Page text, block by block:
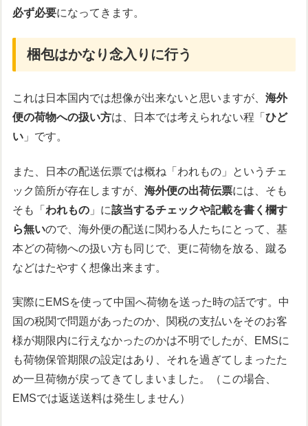
必ず必要になってきます。
梱包はかなり念入りに行う
これは日本国内では想像が出来ないと思いますが、海外
便の荷物への扱い方は、日本では考えられない程「ひど
い 」です。
また、日本の配送伝票では概ね「われもの」というチェ
ック箇所が存在しますが、海外便の出荷伝票には、そも
そも「われもの 」に該当するチェックや記載を書く欄す
ら無いので、海外便の配送に関わる人たちにとって、基
本どの荷物への扱い方も同じで、更に荷物を放る、蹴る
などはたやすく想像出来ます。
実際にEMSを使って中国へ荷物を送った時の話です。中
国の税関で問題があったのか、関税の支払いをそのお客
様が期限内に行えなかったのかは不明でしたが、EMSに
も荷物保管期限の設定はあり、それを過ぎてしまったた
め一旦荷物が戻ってきてしまいました。（この場合、
EMSでは返送送料は発生しません）